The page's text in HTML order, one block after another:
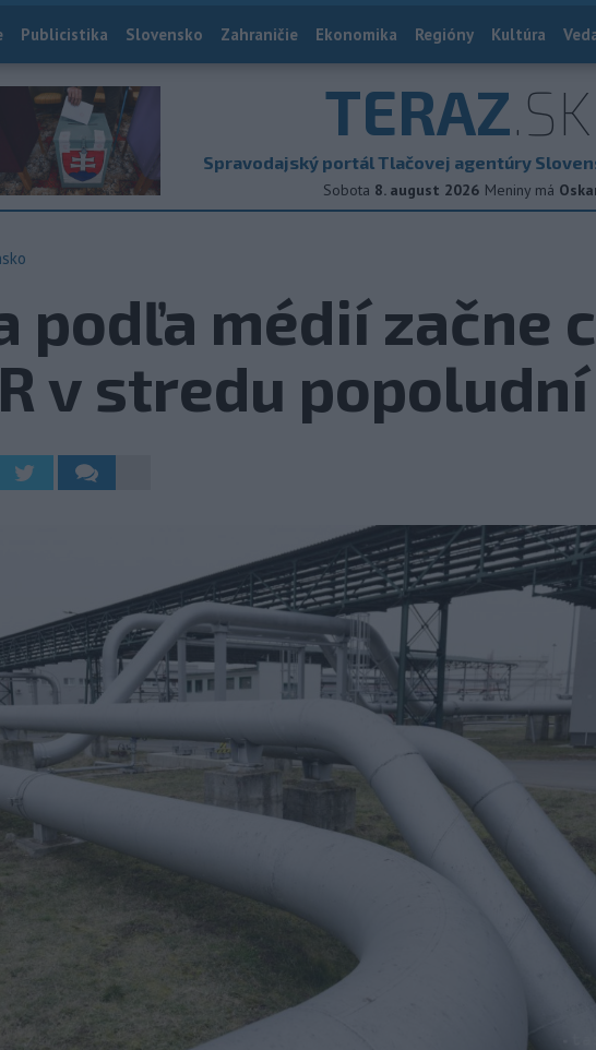
Publicistika Slovensko Zahraničie Ekonomika Regióny Kultúra
TERAZ.SK
Spravodajský portál Tlačovej agentúry
Sobota 8. august 2026 Meniny má
podľa médií začne
v stredu popoludní